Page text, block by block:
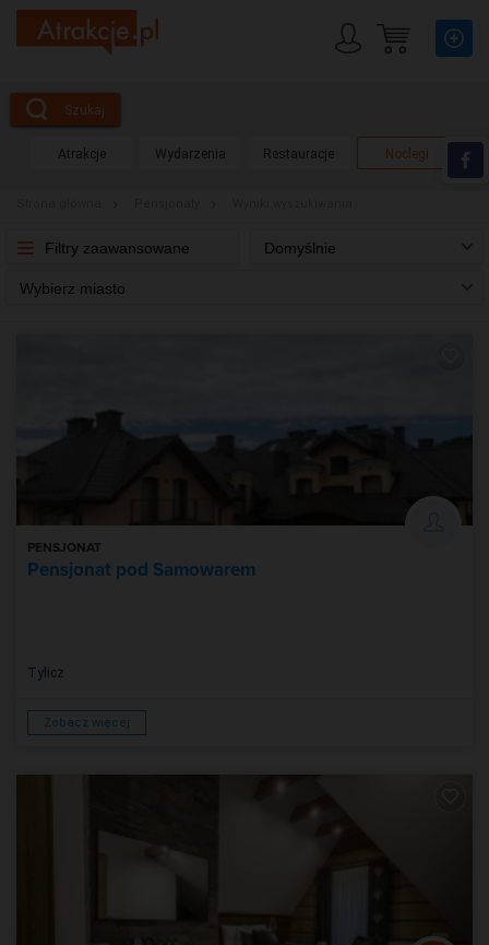
Szukaj
Atrakcje Wydarzenia Restauracje Noclegi
Filtry zaawansowane Domyślnie
Wybierz miasto
PENSJONAT
Pensjonat pod Samowarem
Tylicz
Zobacz więcej